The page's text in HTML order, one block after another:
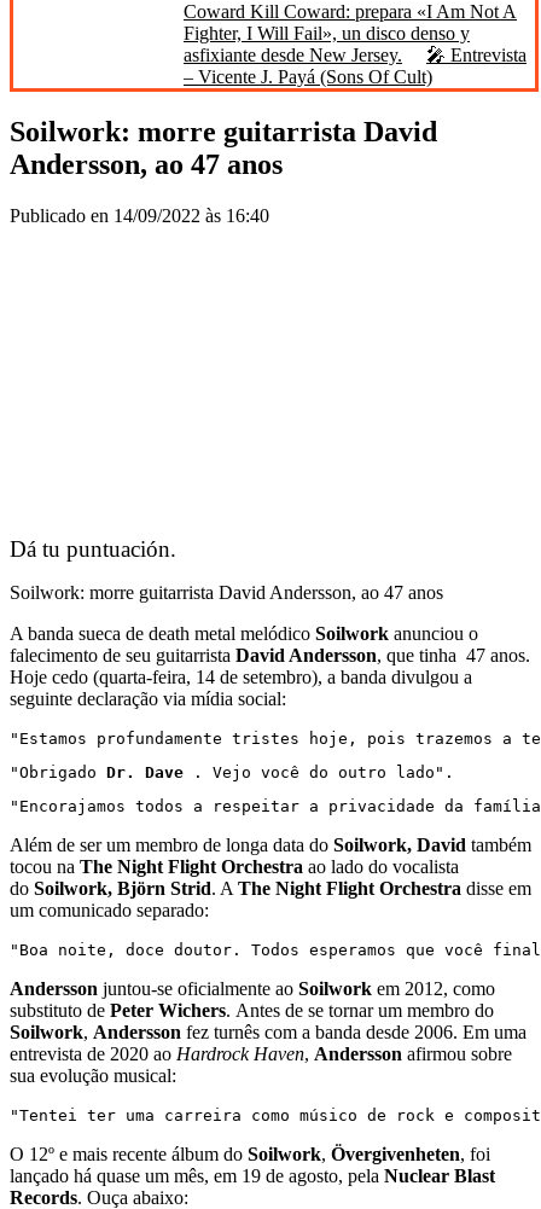
Coward Kill Coward: prepara «I Am Not A
Fighter, I Will Fail», un disco denso y
asfixiante desde New Jersey.
🎤 Entrevista
– Vicente J. Payá (Sons Of Cult)
Soilwork: morre guitarrista David
Andersson, ao 47 anos
Publicado en 14/09/2022 às 16:40
Dá tu puntuación.
Soilwork: morre guitarrista David Andersson, ao 47 anos
A banda sueca de death metal melódico Soilwork anunciou o
falecimento de seu guitarrista David Andersson, que tinha 47 anos.
Hoje cedo (quarta-feira, 14 de setembro), a banda divulgou a
seguinte declaração via mídia social:
"Estamos profundamente tristes hoje, pois trazemos
"Obrigado Dr. Dave . Vejo você do outro lado".
"Encorajamos todos a respeitar a privacidade da
Além de ser um membro de longa data do Soilwork, David também
tocou na The Night Flight Orchestra ao lado do vocalista
do Soilwork, Björn Strid. A The Night Flight Orchestra disse em
um comunicado separado:
"Boa noite, doce doutor. Todos esperamos que você
Andersson juntou-se oficialmente ao Soilwork em 2012, como
substituto de Peter Wichers. Antes de se tornar um membro do
Soilwork, Andersson fez turnês com a banda desde 2006. Em uma
entrevista de 2020 ao Hardrock Haven, Andersson afirmou sobre
sua evolução musical:
"Tentei ter uma carreira como músico de rock e
O 12º e mais recente álbum do Soilwork, Övergivenheten, foi
lançado há quase um mês, em 19 de agosto, pela Nuclear Blast
Records. Ouça abaixo: